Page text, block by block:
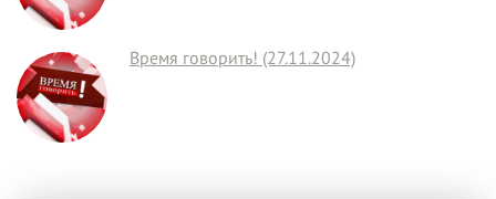
Время говорить! (27.11.2024)